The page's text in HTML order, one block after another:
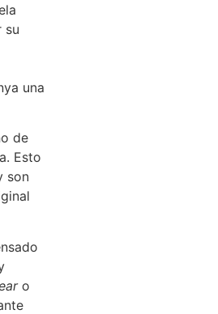
su
una
de
Esto
son
o